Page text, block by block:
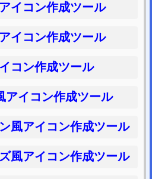
イコン作成ツール
イコン作成ツール
コン作成ツール
アイコン作成ツール
風アイコン作成ツール
風アイコン作成ツール